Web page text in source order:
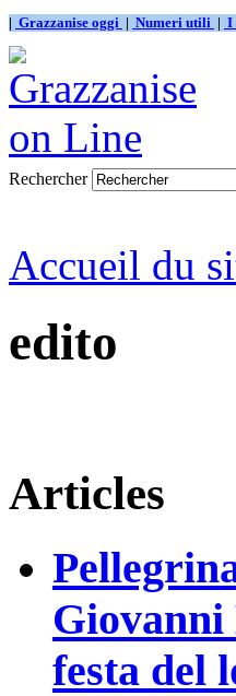
| Grazzanise oggi | Numeri utili | I
Rechercher
Accueil du
edito
Articles
Giovanni
festa del